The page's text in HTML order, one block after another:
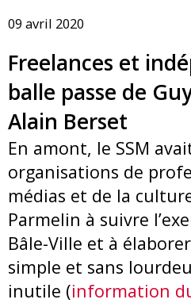
09 avril 2020
Freelances et
balle passe de
Alain Berset
En amont, le SSM
organisations de
médias et de la
Parmelin à suivre
Bâle-Ville et à
simple et sans
inutile (information